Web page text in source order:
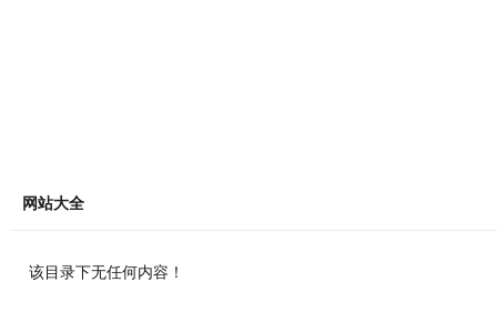
网站大全
该目录下无任何内容！